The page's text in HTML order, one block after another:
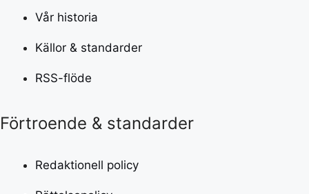
Vår historia
Källor & standarder
RSS-flöde
Förtroende & standarder
Redaktionell policy